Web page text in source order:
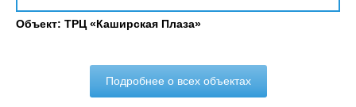
Объект: ТРЦ «Каширская Плаза»
Подробнее о всех объектах